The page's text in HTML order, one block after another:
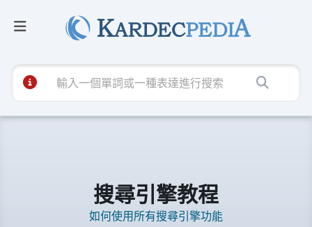
搜尋引擎教程
如何使用所有搜尋引擎功能